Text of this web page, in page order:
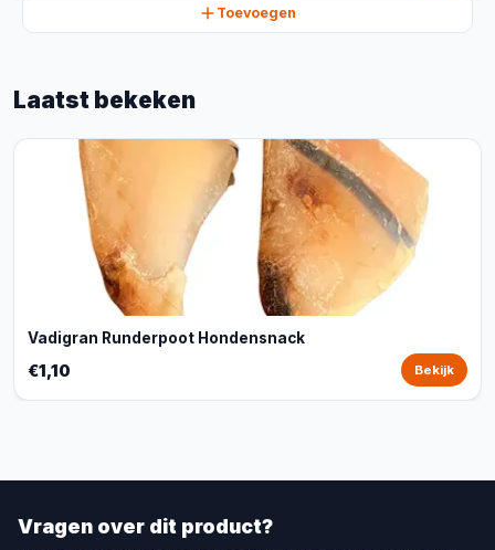
Toevoegen
Laatst bekeken
Vadigran Runderpoot Hondensnack
€1,10 Bekijk
Vragen over dit product?